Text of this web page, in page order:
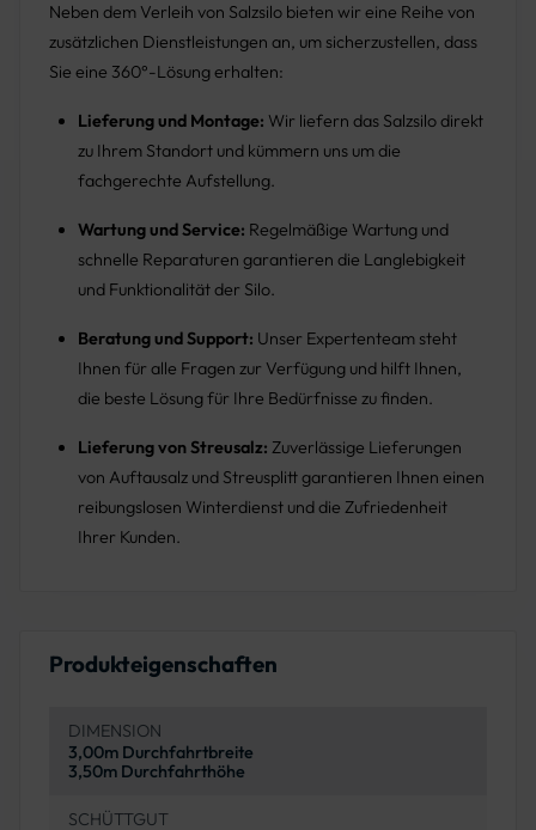
Neben dem Verleih von Salzsilo bieten wir eine Reihe von
zusätzlichen Dienstleistungen an, um sicherzustellen, dass
Sie eine 360°-Lösung erhalten:
Lieferung und Montage: Wir liefern das Salzsilo direkt
zu Ihrem Standort und kümmern uns um die
fachgerechte Aufstellung.
Wartung und Service: Regelmäßige Wartung und
schnelle Reparaturen garantieren die Langlebigkeit
und Funktionalität der Silo.
Beratung und Support: Unser Expertenteam steht
Ihnen für alle Fragen zur Verfügung und hilft Ihnen,
die beste Lösung für Ihre Bedürfnisse zu finden.
Lieferung von Streusalz: Zuverlässige Lieferungen
von Auftausalz und Streusplitt garantieren Ihnen einen
reibungslosen Winterdienst und die Zufriedenheit
Ihrer Kunden.
Produkteigenschaften
DIMENSION
3,00m Durchfahrtbreite
3,50m Durchfahrthöhe
SCHÜTTGUT